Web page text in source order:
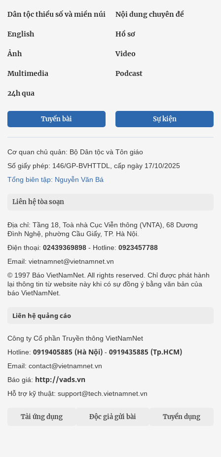
Dân tộc thiểu số và miền núi Nội dung chuyên đề
English Hồ sơ
Ảnh Video
Multimedia Podcast
24h qua
Tuyến bài Sự kiện
Cơ quan chủ quản: Bộ Dân tộc và Tôn giáo
Số giấy phép: 146/GP-BVHTTDL, cấp ngày 17/10/2025
Tổng biên tập: Nguyễn Văn Bá
Liên hệ tòa soạn
Địa chỉ: Tầng 18, Toà nhà Cục Viễn thông (VNTA), 68 Dương
Đình Nghệ, phường Cầu Giấy, TP. Hà Nội.
Điện thoại: 02439369898 - Hotline: 0923457788
Email: vietnamnet@vietnamnet.vn
© 1997 Báo VietNamNet. All rights reserved. Chỉ được phát hành
lại thông tin từ website này khi có sự đồng ý bằng văn bản của
báo VietNamNet.
Liên hệ quảng cáo
Công ty Cổ phần Truyền thông VietNamNet
Hotline: 0919405885 (Hà Nội) - 0919435885 (Tp.HCM)
Email: contact@vietnamnet.vn
Báo giá: http://vads.vn
Hỗ trợ kỹ thuật: support@tech.vietnamnet.vn
Tải ứng dụng Độc giả gửi bài Tuyển dụng